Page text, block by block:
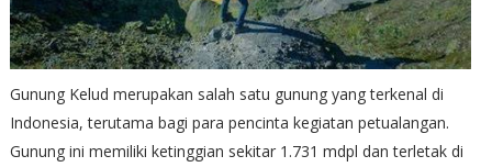
Gunung Kelud merupakan salah satu gunung yang terkenal di
Indonesia, terutama bagi para pencinta kegiatan petualangan.
Gunung ini memiliki ketinggian sekitar 1.731 mdpl dan terletak di